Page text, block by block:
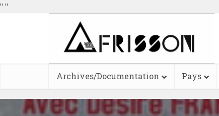
" "
Archives/Documentation Pays